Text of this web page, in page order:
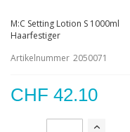
M:C Setting Lotion S 1000ml
Haarfestiger
Artikelnummer 2050071
CHF 42.10